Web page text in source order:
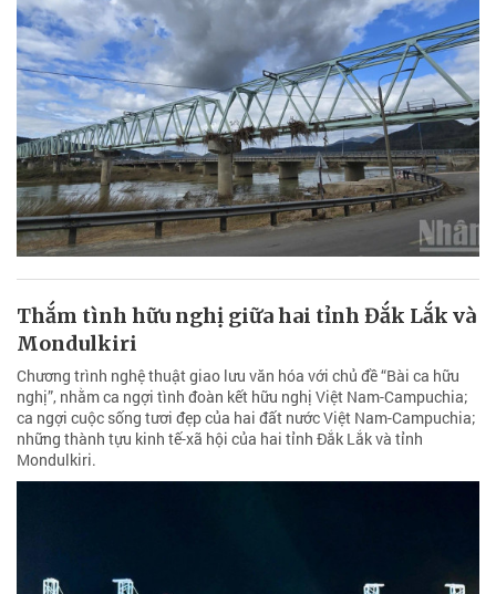
Thắm tình hữu nghị giữa hai tỉnh Đắk Lắk và
Mondulkiri
Chương trình nghệ thuật giao lưu văn hóa với chủ đề “Bài ca hữu
nghị”, nhằm ca ngợi tình đoàn kết hữu nghị Việt Nam-Campuchia;
ca ngợi cuộc sống tươi đẹp của hai đất nước Việt Nam-Campuchia;
những thành tựu kinh tế-xã hội của hai tỉnh Đắk Lắk và tỉnh
Mondulkiri.